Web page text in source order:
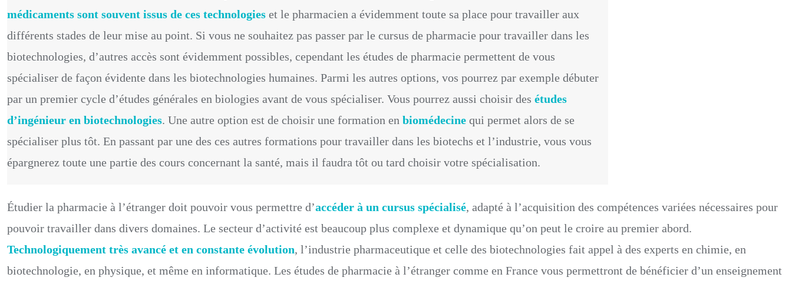
médicaments sont souvent issus de ces technologies et le pharmacien a évidemment toute sa place pour travailler aux
différents stades de leur mise au point. Si vous ne souhaitez pas passer par le cursus de pharmacie pour travailler dans les
biotechnologies, d’autres accès sont évidemment possibles, cependant les études de pharmacie permettent de vous
spécialiser de façon évidente dans les biotechnologies humaines. Parmi les autres options, vos pourrez par exemple débuter
par un premier cycle d’études générales en biologies avant de vous spécialiser. Vous pourrez aussi choisir des études
d’ingénieur en biotechnologies. Une autre option est de choisir une formation en biomédecine qui permet alors de se
spécialiser plus tôt. En passant par une des ces autres formations pour travailler dans les biotechs et l’industrie, vous vous
épargnerez toute une partie des cours concernant la santé, mais il faudra tôt ou tard choisir votre spécialisation.
Étudier la pharmacie à l’étranger doit pouvoir vous permettre d’accéder à un cursus spécialisé, adapté à l’acquisition des compétences variées nécessaires pour
pouvoir travailler dans divers domaines. Le secteur d’activité est beaucoup plus complexe et dynamique qu’on peut le croire au premier abord.
Technologiquement très avancé et en constante évolution, l’industrie pharmaceutique et celle des biotechnologies fait appel à des experts en chimie, en
biotechnologie, en physique, et même en informatique. Les études de pharmacie à l’étranger comme en France vous permettront de bénéficier d’un enseignement
E
E
P
H
A
I
E
E